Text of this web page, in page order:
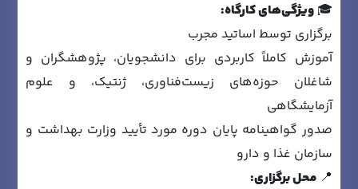
🎓ویژگی‌های کارگاه:
برگزاری توسط اساتید مجرب
آموزش کاملاً کاربردی برای دانشجویان، پژوهشگران و
شاغلان حوزه‌های زیست‌فناوری، ژنتیک، و علوم
آزمایشگاهی
صدور گواهینامه پایان دوره مورد تأیید وزارت بهداشت و
سازمان غذا و دارو
📍محل برگزاری: